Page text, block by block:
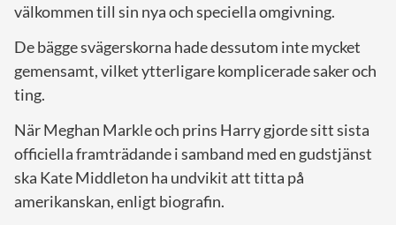
välkommen till sin nya och speciella omgivning.
De bägge svägerskorna hade dessutom inte mycket
gemensamt, vilket ytterligare komplicerade saker och
ting.
När Meghan Markle och prins Harry gjorde sitt sista
officiella framträdande i samband med en gudstjänst
ska Kate Middleton ha undvikit att titta på
amerikanskan, enligt biografin.